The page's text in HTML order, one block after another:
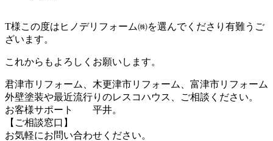
T様この度はヒノデリフォーム㈱を選んでくださり有難うご
ざいます。
これからもよろしくお願いします。
君津市リフォーム、木更津市リフォーム、富津市リフォーム
外壁塗装や最近流行りのレスコハウス、ご相談ください。
お客様サポート 平井。
【ご相談窓口】
お気軽にお問い合わせください。